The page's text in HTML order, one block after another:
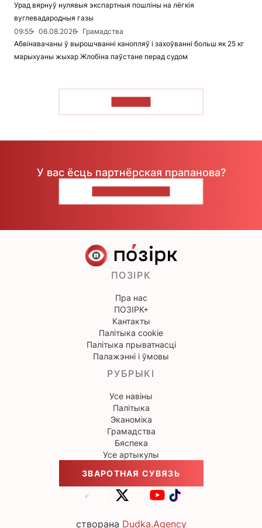
Урад вярнуў нулявыя экспартныя пошліны на лёгкія
вуглевадародныя газы
09:55
06.08.2026
Грамадства
Абвінавачаны ў вырошчванні канопляў і захоўванні больш як 25 кг
марыхуаны жыхар Жлобіна паўстане перад судом
У вас ёсць партнёрская прапанова?
ПОЗІРК
Пра нас
ПОЗІРК+
Кантакты
Палітыка cookie
Палітыка прыватнасці
Палажэнні і ўмовы
РУБРЫКІ
Усе навіны
Палітыка
Эканоміка
Грамадства
Бяспека
Усе артыкулы
ЗВАРОТНАЯ СУВЯЗЬ
створана Dudka.Agency